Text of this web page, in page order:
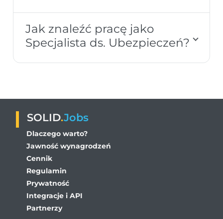
Jak znaleźć pracę jako
Specjalista ds. Ubezpieczeń?
SOLID.Jobs
Dlaczego warto?
Jawność wynagrodzeń
Cennik
Regulamin
Prywatność
Integracje i API
Partnerzy